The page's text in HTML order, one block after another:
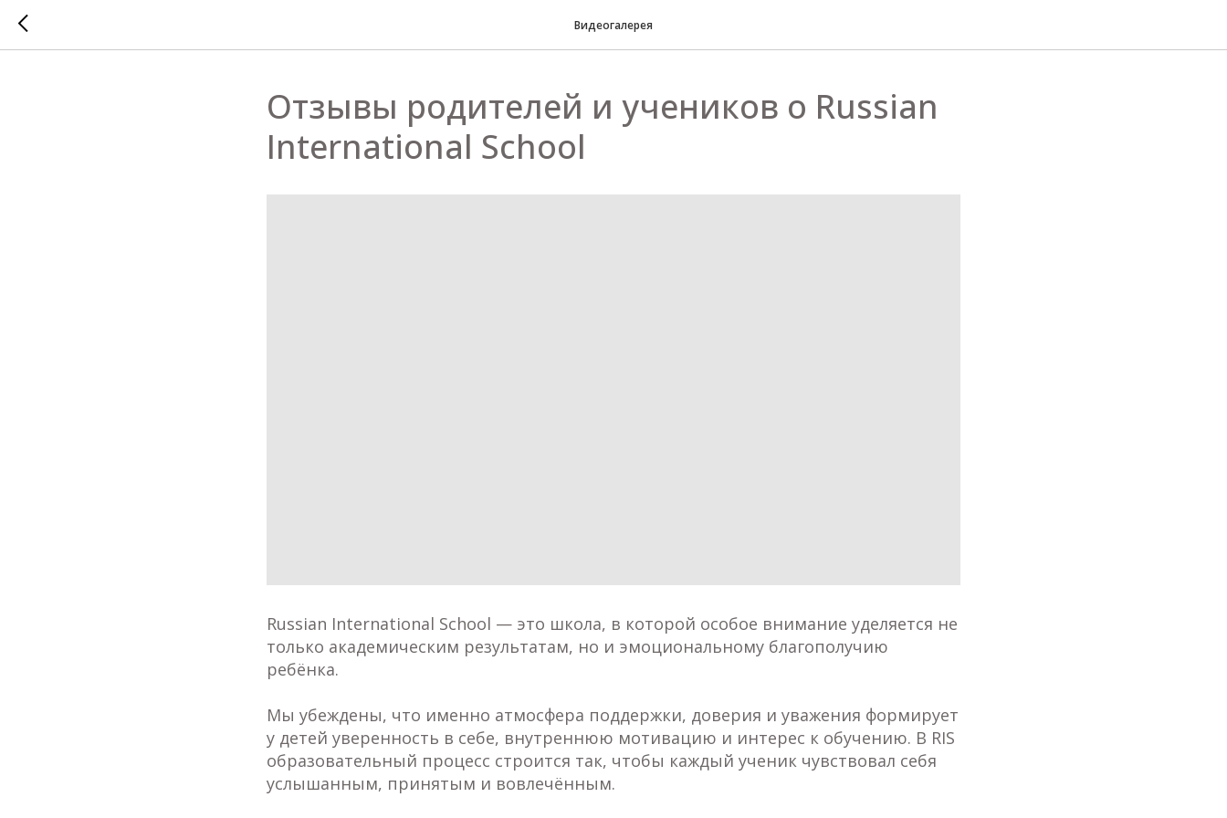
Видеогалерея
Отзывы родителей и учеников о Russian
International School
Russian International School — это школа, в которой особое внимание уделяется не
только академическим результатам, но и эмоциональному благополучию
ребёнка.
Мы убеждены, что именно атмосфера поддержки, доверия и уважения формирует
у детей уверенность в себе, внутреннюю мотивацию и интерес к обучению. В RIS
образовательный процесс строится так, чтобы каждый ученик чувствовал себя
услышанным, принятым и вовлечённым.